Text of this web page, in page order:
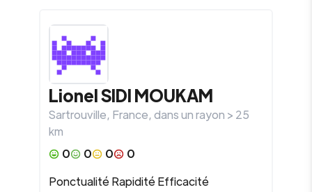
LionelSIDI MOUKAM
Sartrouville, France, dans un rayon > 25
km
0
0 0
0
Ponctualité Rapidité Efficacité